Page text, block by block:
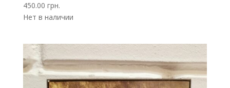
450.00 грн.
Нет в наличии